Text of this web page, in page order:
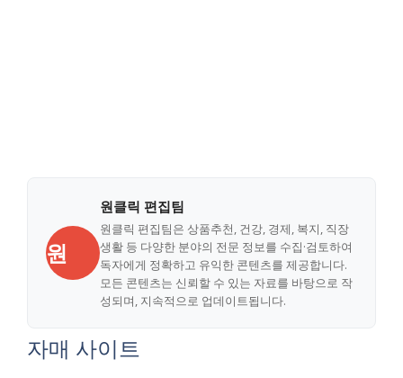
원
원클릭 편집팀
원클릭 편집팀은 상품추천, 건강, 경제, 복지, 직장
생활 등 다양한 분야의 전문 정보를 수집·검토하여
독자에게 정확하고 유익한 콘텐츠를 제공합니다.
모든 콘텐츠는 신뢰할 수 있는 자료를 바탕으로 작
성되며, 지속적으로 업데이트됩니다.
자매 사이트